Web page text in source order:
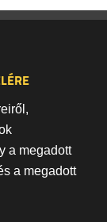
a megadott
a megadott